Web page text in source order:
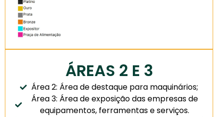
ÁREAS 2 E 3
Área 2: Área de destaque para maquinários;
Área 3: Área de exposição das empresas de
equipamentos, ferramentas e serviços.